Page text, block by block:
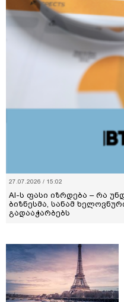
27.07.2026 / 15:02
AI-ს ფასი იზრდება – რა
ბიზნესმა, სანამ
გადააჭარბებს